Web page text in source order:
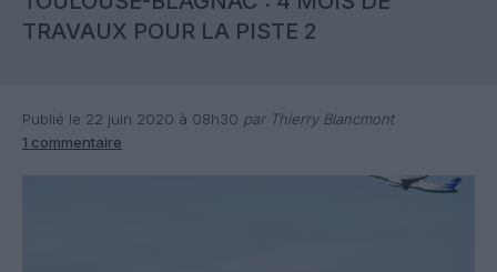
TRAVAUX POUR LA PISTE 2
Publié le 22 juin 2020 à 08h30 par Thierry Blancmont
1 commentaire